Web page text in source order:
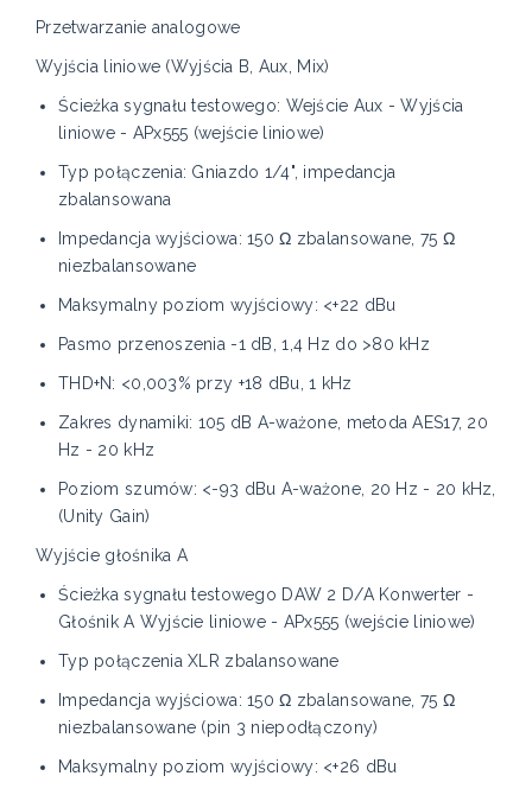
Przetwarzanie analogowe
Wyjścia liniowe (Wyjścia B, Aux, Mix)
Ścieżka sygnału testowego: Wejście Aux - Wyjścia
liniowe - APx555 (wejście liniowe)
Typ połączenia: Gniazdo 1/4", impedancja
zbalansowana
Impedancja wyjściowa: 150 Ω zbalansowane, 75 Ω
niezbalansowane
Maksymalny poziom wyjściowy: <+22 dBu
Pasmo przenoszenia -1 dB, 1,4 Hz do >80 kHz
THD+N: <0,003% przy +18 dBu, 1 kHz
Zakres dynamiki: 105 dB A-ważone, metoda AES17, 20
Hz - 20 kHz
Poziom szumów: <-93 dBu A-ważone, 20 Hz - 20 kHz,
(Unity Gain)
Wyjście głośnika A
Ścieżka sygnału testowego DAW 2 D/A Konwerter -
Głośnik A Wyjście liniowe - APx555 (wejście liniowe)
Typ połączenia XLR zbalansowane
Impedancja wyjściowa: 150 Ω zbalansowane, 75 Ω
niezbalansowane (pin 3 niepodłączony)
Maksymalny poziom wyjściowy: <+26 dBu